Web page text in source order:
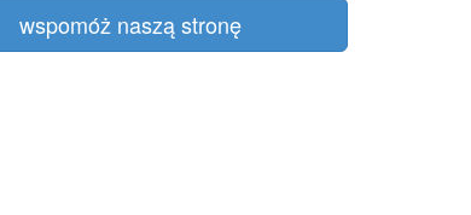
wspomóż naszą stronę